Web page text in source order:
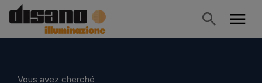
Vous avez cherché